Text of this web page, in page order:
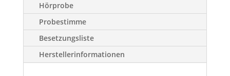
Hörprobe
Probestimme
Besetzungsliste
Herstellerinformationen